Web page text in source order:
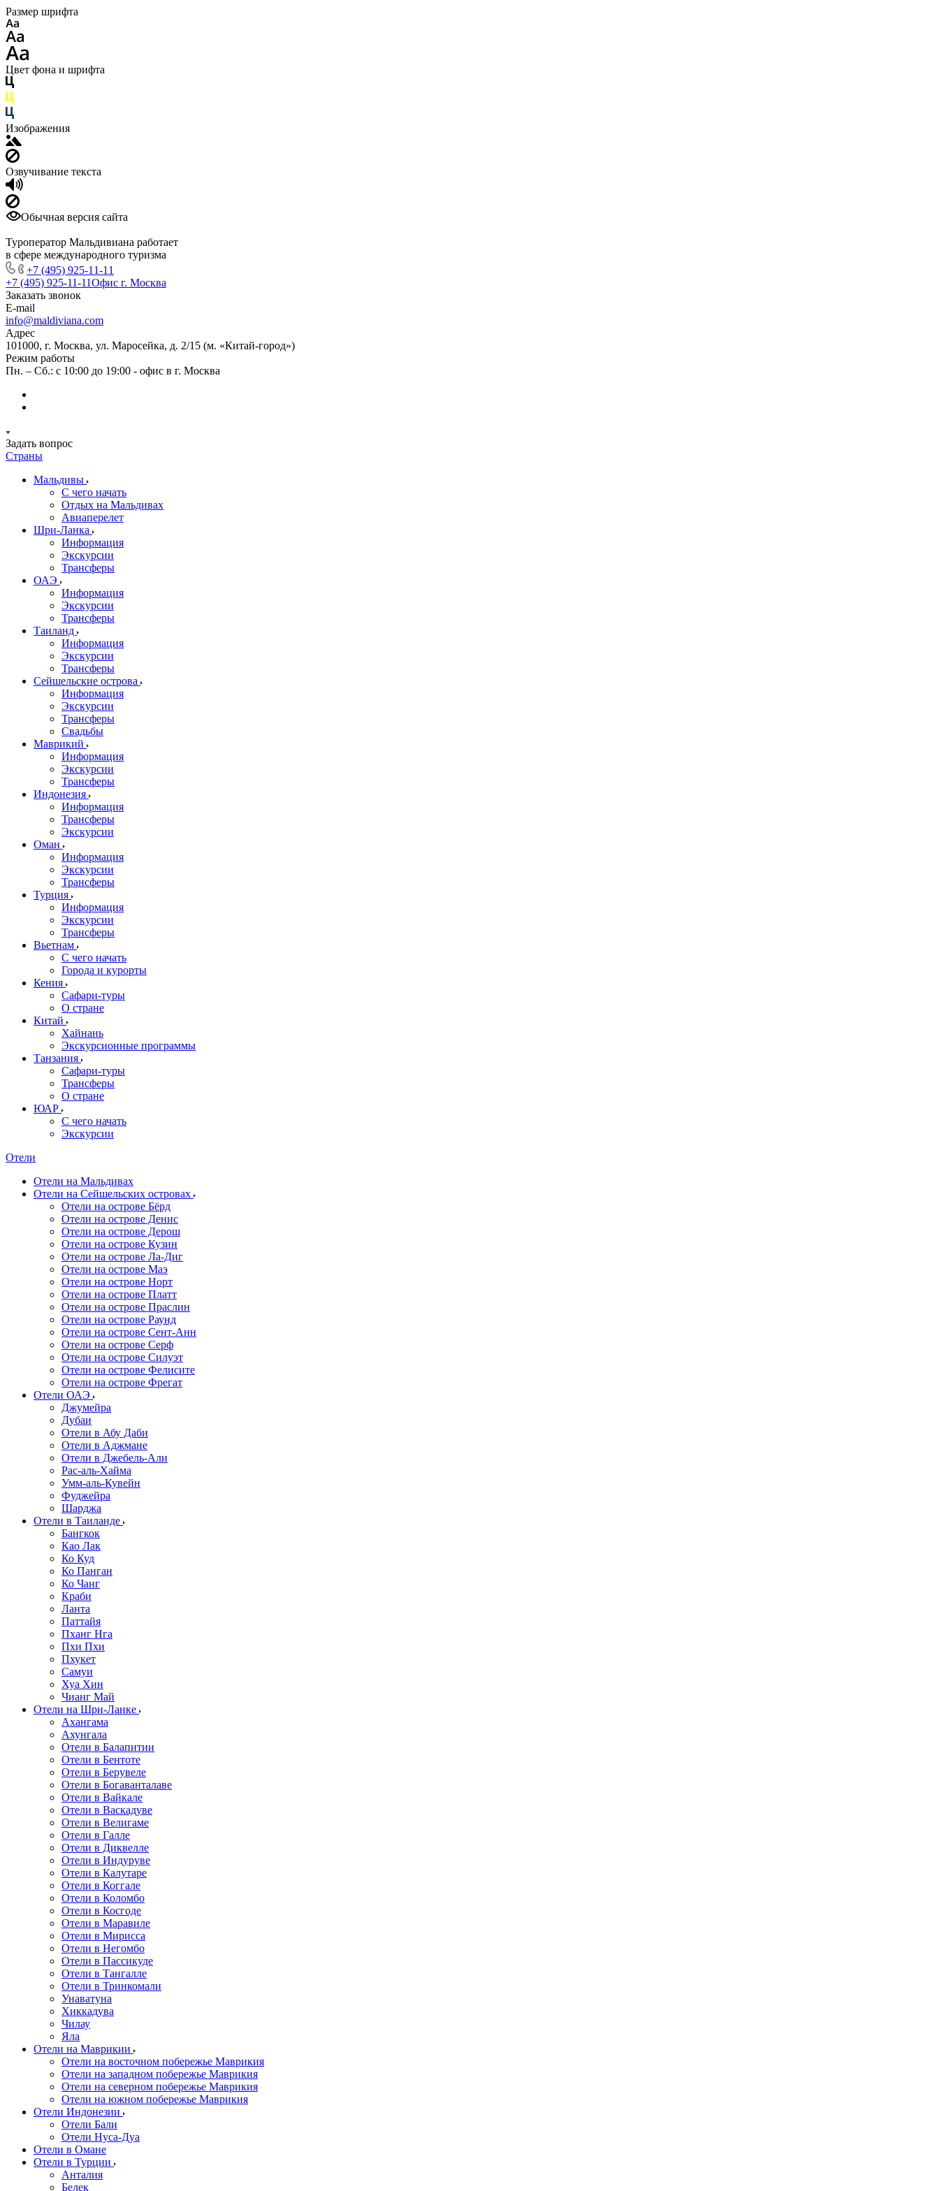
Размер шрифта
Цвет фона и шрифта
Изображения
Озвучивание текста
Обычная версия сайта
Туроператор Мальдивиана работает
в сфере международного туризма
+7 (495) 925-11-11
+7 (495) 925-11-11Офис г. Москва
Заказать звонок
E-mail
info@maldiviana.com
Адрес
101000, г. Москва, ул. Маросейка, д. 2/15 (м. «Китай-город»)
Режим работы
Пн. – Сб.: с 10:00 до 19:00 - офис в г. Москва
Задать вопрос
Страны
Мальдивы
С чего начать
Отдых на Мальдивах
Авиаперелет
Шри-Ланка
Информация
Экскурсии
Трансферы
ОАЭ
Информация
Экскурсии
Трансферы
Таиланд
Информация
Экскурсии
Трансферы
Сейшельские острова
Информация
Экскурсии
Трансферы
Свадьбы
Маврикий
Информация
Экскурсии
Трансферы
Индонезия
Информация
Трансферы
Экскурсии
Оман
Информация
Экскурсии
Трансферы
Турция
Информация
Экскурсии
Трансферы
Вьетнам
С чего начать
Города и курорты
Кения
Сафари-туры
О стране
Китай
Хайнань
Экскурсионные программы
Танзания
Сафари-туры
Трансферы
О стране
ЮАР
С чего начать
Экскурсии
Отели
Отели на Мальдивах
Отели на Сейшельских островах
Отели на острове Бёрд
Отели на острове Денис
Отели на острове Дерош
Отели на острове Кузин
Отели на острове Ла-Диг
Отели на острове Маэ
Отели на острове Норт
Отели на острове Платт
Отели на острове Праслин
Отели на острове Раунд
Отели на острове Сент-Анн
Отели на острове Серф
Отели на острове Силуэт
Отели на острове Фелисите
Отели на острове Фрегат
Отели ОАЭ
Джумейра
Дубаи
Отели в Абу Даби
Отели в Аджмане
Отели в Джебель-Али
Рас-аль-Хайма
Умм-аль-Кувейн
Фуджейра
Шарджа
Отели в Таиланде
Бангкок
Као Лак
Ко Куд
Ко Панган
Ко Чанг
Краби
Ланта
Паттайя
Пханг Нга
Пхи Пхи
Пхукет
Самуи
Хуа Хин
Чианг Май
Отели на Шри-Ланке
Ахангама
Ахунгала
Отели в Балапитии
Отели в Бентоте
Отели в Берувеле
Отели в Богаванталаве
Отели в Вайкале
Отели в Васкадуве
Отели в Велигаме
Отели в Галле
Отели в Диквелле
Отели в Индуруве
Отели в Калутаре
Отели в Коггале
Отели в Коломбо
Отели в Косгоде
Отели в Маравиле
Отели в Мирисса
Отели в Негомбо
Отели в Пассикуде
Отели в Тангалле
Отели в Тринкомали
Унаватуна
Хиккадува
Чилау
Яла
Отели на Маврикии
Отели на восточном побережье Маврикия
Отели на западном побережье Маврикия
Отели на северном побережье Маврикия
Отели на южном побережье Маврикия
Отели Индонезии
Отели Бали
Отели Нуса-Дуа
Отели в Омане
Отели в Турции
Анталия
Белек